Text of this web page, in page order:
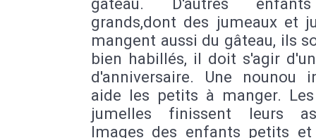
grands,dont des jumeaux et
mangent aussi du gâteau, ils
bien habillés, il doit s'agir
d'anniversaire. Une nounou
aide les petits à manger.
jumelles finissent leurs
Images des enfants petits et